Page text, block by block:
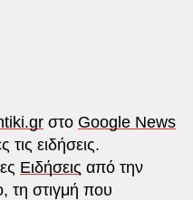
στο Google News
τις ειδήσεις.
Ειδήσεις από την
τη στιγμή που